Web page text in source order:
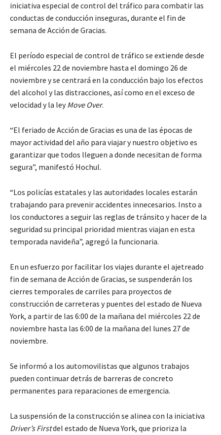
iniciativa especial de control del tráfico para combatir las
conductas de conducción inseguras, durante el fin de
semana de Acción de Gracias.
El período especial de control de tráfico se extiende desde
el miércoles 22 de noviembre hasta el domingo 26 de
noviembre y se centrará en la conducción bajo los efectos
del alcohol y las distracciones, así como en el exceso de
velocidad y la leyMove Over.
“El feriado de Acción de Gracias es una de las épocas de
mayor actividad del año para viajar y nuestro objetivo es
garantizar que todos lleguen a donde necesitan de forma
segura”, manifestó Hochul.
“Los policías estatales y las autoridades locales estarán
trabajando para prevenir accidentes innecesarios. Insto a
los conductores a seguir las reglas de tránsito y hacer de la
seguridad su principal prioridad mientras viajan en esta
temporada navideña”, agregó la funcionaria.
En un esfuerzo por facilitar los viajes durante el ajetreado
fin de semana de Acción de Gracias, se suspenderán los
cierres temporales de carriles para proyectos de
construcción de carreteras y puentes del estado de Nueva
York, a partir de las 6:00 de la mañana del miércoles 22 de
noviembre hasta las 6:00 de la mañana del lunes 27 de
noviembre.
Se informó a los automovilistas que algunos trabajos
pueden continuar detrás de barreras de concreto
permanentes para reparaciones de emergencia.
La suspensión de la construcción se alinea con la iniciativa
Driver’s Firstdel estado de Nueva York, que prioriza la